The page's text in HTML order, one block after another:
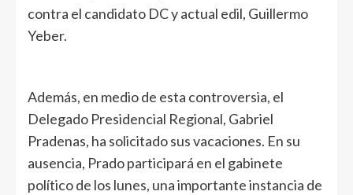
contra el candidato DC y actual edil, Guillermo
Yeber.
Además, en medio de esta controversia, el
Delegado Presidencial Regional, Gabriel
Pradenas, ha solicitado sus vacaciones. En su
ausencia, Prado participará en el gabinete
político de los lunes, una importante instancia de